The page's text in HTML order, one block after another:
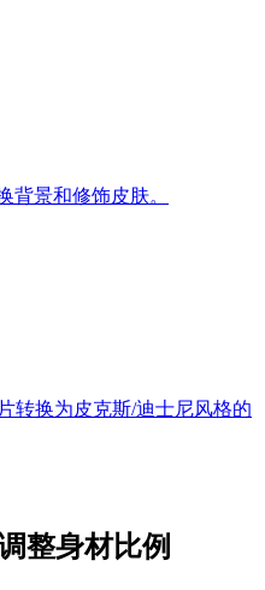
背景和修饰皮肤。
转换为皮克斯/迪士尼风格的
整身材比例